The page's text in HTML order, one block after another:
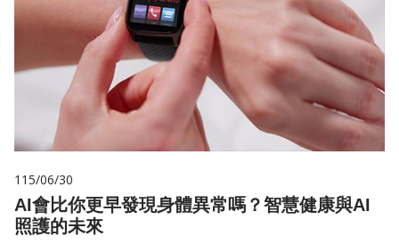
115/06/30
AI會比你更早發現身體異常嗎？智慧健康與AI
照護的未來